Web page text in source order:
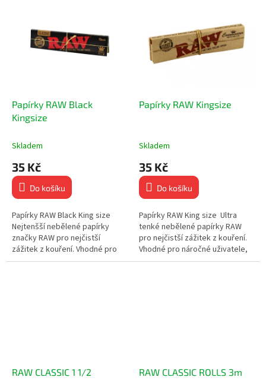
Papírky RAW Black
Kingsize
Skladem
35 Kč
Do košíku
Papírky RAW Black King size
Nejtenšší nebělené papírky
značky RAW pro nejčistší
zážitek z kouření. Vhodné pro
náročné uživatele, kteří ocení
Papírky RAW Kingsize
Skladem
35 Kč
Do košíku
Papírky RAW King size Ultra
tenké nebělené papírky RAW
pro nejčistší zážitek z kouření.
Vhodné pro náročné uživatele,
kteří ocení pomalé a
RAW CLASSIC 1 1/2 RAW CLASSIC ROLLS 3m